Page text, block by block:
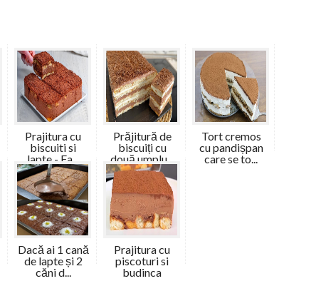
Prajitura cu
biscuiti si
lapte - Fa...
Prăjitură de
biscuiți cu
două umplu...
Tort cremos
cu pandișpan
care se to...
Dacă ai 1 cană
de lapte și 2
căni d...
Prajitura cu
piscoturi si
budinca